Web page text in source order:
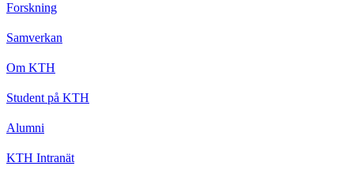
Forskning
Samverkan
Om KTH
Student på KTH
Alumni
KTH Intranät